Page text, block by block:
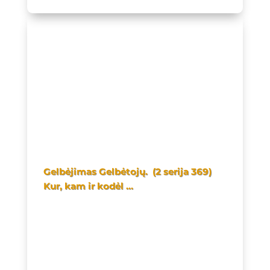
Gelbėjimas Gelbėtojų. (2 serija 369)
Kur, kam ir kodėl …